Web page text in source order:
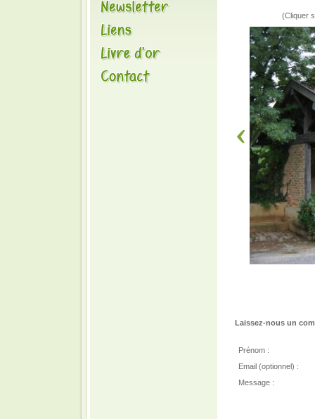
(Cliquer
Laissez-nous un
Prénom :
Email (optionnel) :
Message :